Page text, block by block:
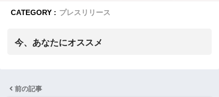
CATEGORY : プレスリリース
今、あなたにオススメ
前の記事